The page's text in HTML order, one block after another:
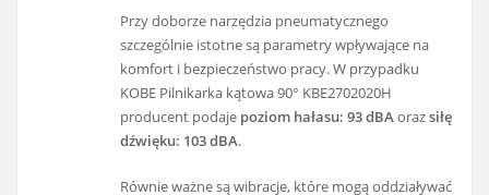
Przy doborze narzędzia pneumatycznego
szczególnie istotne są parametry wpływające na
komfort i bezpieczeństwo pracy. W przypadku
KOBE Pilnikarka kątowa 90° KBE2702020H
producent podaje poziom hałasu: 93 dBAorazsiłę
dźwięku: 103 dBA.
Równie ważne są wibracje, które mogą oddziaływać